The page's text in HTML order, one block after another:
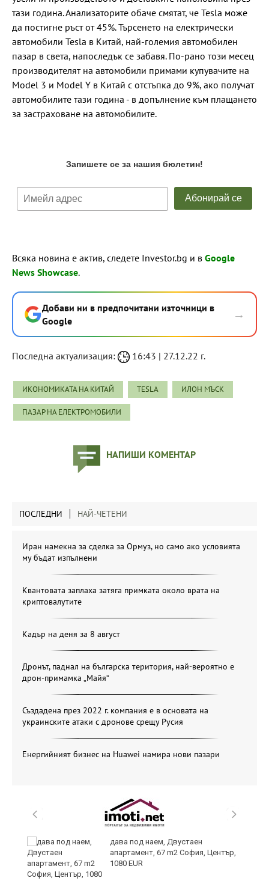
тази година. Анализаторите обаче смятат, че Tesla може
да постигне ръст от 45%. Търсенето на електрически
автомобили Tesla в Китай, най-големия автомобилен
пазар в света, напоследък се забавя. По-рано този месец
производителят на автомобили примами купувачите на
Model 3 и Model Y в Китай с отстъпка до 9%, ако получат
автомобилите тази година - в допълнение към плащането
за застраховане на автомобилите.
Всяка новина е актив, следете Investor.bg и в Google
News Showcase.
Добави ни в предпочитани източници в
Google
→
Последна актуализация: 16:43 | 27.12.22 г.
ИКОНОМИКАТА НА КИТАЙ TESLA ИЛОН МЪСК
ПАЗАР НА ЕЛЕКТРОМОБИЛИ
НАПИШИ КОМЕНТАР
ПОСЛЕДНИ НАЙ-ЧЕТЕНИ
Иран намекна за сделка за Ормуз, но само ако условията
му бъдат изпълнени
Квантовата заплаха затяга примката около врата на
криптовалутите
Кадър на деня за 8 август
Дронът, паднал на българска територия, най-вероятно е
дрон-примамка „Майя“
Създадена през 2022 г. компания е в основата на
украинските атаки с дронове срещу Русия
Енергийният бизнес на Huawei намира нови пазари
дава под наем, Двустаен
апартамент, 67 m2 София, Център,
1080 EUR